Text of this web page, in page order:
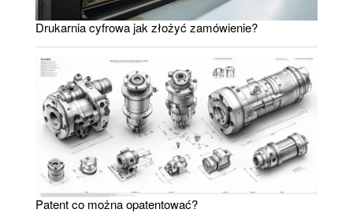
Drukarnia cyfrowa jak złożyć zamówienie?
Patent co można opatentować?